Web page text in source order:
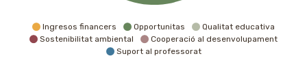
Ingresos financers Opportunitas
Qualitat educativa
Sostenibilitat ambiental
Cooperació al desenvolupament
Suport al professorat